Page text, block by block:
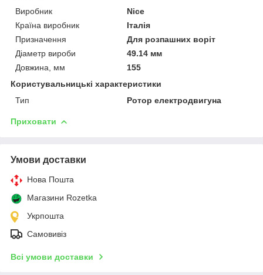
Виробник
Nice
Країна виробник
Італія
Призначення
Для розпашних воріт
Діаметр вироби
49.14 мм
Довжина, мм
155
Користувальницькі характеристики
Тип
Ротор електродвигуна
Приховати
Умови доставки
Нова Пошта
Магазини Rozetka
Укрпошта
Самовивіз
Всі умови доставки